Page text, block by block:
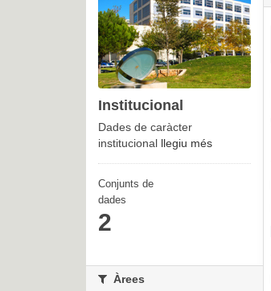
Institucional
Dades de caràcter
institucional llegiu més
Conjunts de
dades
2
Àrees